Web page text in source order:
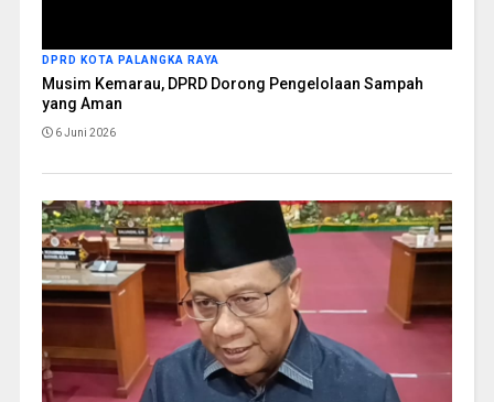
DPRD KOTA PALANGKA RAYA
Musim Kemarau, DPRD Dorong Pengelolaan Sampah
yang Aman
6 Juni 2026